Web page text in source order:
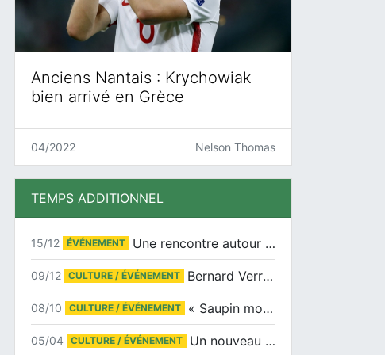
Anciens Nantais : Krychowiak
bien arrivé en Grèce
04/2022 Nelson Thomas
TEMPS ADDITIONNEL
15/12 ÉVÉNEMENT Une rencontre autour de Jean-Claude Suaudeau
09/12 CULTURE / ÉVÉNEMENT Bernard Verret en dédicaces le samedi 13 décembre à l’Espace Culturel Atlantis
08/10 CULTURE / ÉVÉNEMENT « Saupin mon amour » au salon du livre de Trentemoult
05/04 CULTURE / ÉVÉNEMENT Un nouveau tirage pour le Docu-BD